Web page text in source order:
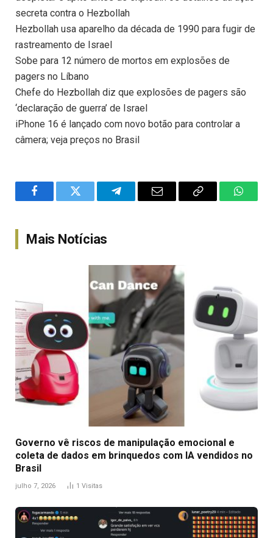
secreta contra o Hezbollah
Hezbollah usa aparelho da década de 1990 para fugir de
rastreamento de Israel
Sobe para 12 número de mortos em explosões de
pagers no Líbano
Chefe do Hezbollah diz que explosões de pagers são
‘declaração de guerra’ de Israel
iPhone 16 é lançado com novo botão para controlar a
câmera; veja preços no Brasil
FacebookTwitter TelegramEmail
Copy
Mais Notícias
Governo vê riscos de manipulação emocional e
coleta de dados em brinquedos com IA vendidos no
Brasil
julho 7, 2026 1 Visitas